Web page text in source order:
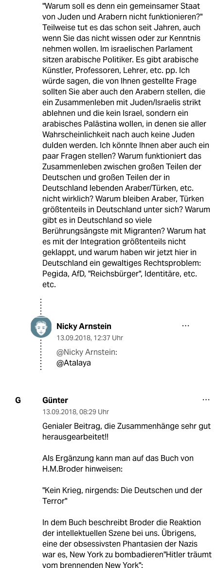
"Warum soll es denn ein gemeinsamer Staat
von Juden und Arabern nicht funktionieren?"
Teilweise tut es das schon seit Jahren, auch
wenn Sie das nicht wissen oder zur Kenntnis
nehmen wollen. Im israelischen Parlament
sitzen arabische Politiker. Es gibt arabische
Künstler, Professoren, Lehrer, etc. pp. Ich
würde sagen, die von Ihnen gestellte Frage
sollten Sie aber auch den Arabern stellen, die
ein Zusammenleben mit Juden/Israelis strikt
ablehnen und die kein Israel, sondern ein
arabisches Palästina wollen, in denen sie aller
Wahrscheinlichkeit nach auch keine Juden
dulden werden. Ich könnte Ihnen aber auch ein
paar Fragen stellen? Warum funktioniert das
Zusammenleben zwischen großen Teilen der
Deutschen und großen Teilen der in
Deutschland lebenden Araber/Türken, etc.
nicht wirklich? Warum bleiben Araber, Türken
größtenteils in Deutschland unter sich? Warum
gibt es in Deutschland so viele
Berührungsängste mit Migranten? Warum hat
es mit der Integration größtenteils nicht
geklappt, und warum haben wir jetzt hier in
Deutschland ein gewaltiges Rechtsproblem:
Pegida, AfD, "Reichsbürger", Identitäre, etc.
etc.
Nicky Arnstein
13.09.2018, 12:37 Uhr
@Nicky Arnstein:
@Atalaya
G Günter
13.09.2018, 08:29 Uhr
Genialer Beitrag, die Zusammenhänge sehr gut
herausgearbeitet!!
Als Ergänzung kann man auf das Buch von
H.M.Broder hinweisen:
"Kein Krieg, nirgends: Die Deutschen und der
Terror"
In dem Buch beschreibt Broder die Reaktion
der intellektuellen Szene bei uns. Übrigens,
eine der obsessivsten Phantasien der Nazis
war es, New York zu bombadieren"Hitler träumt
vom brennenden New York":